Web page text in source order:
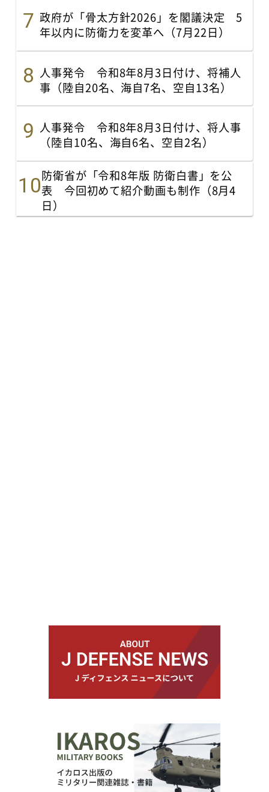
政府が「骨太方針2026」を閣議決定 5
年以内に防衛力を変革へ（7月22日）
人事発令 令和8年8月3日付け、将補人
事（陸自20名、海自7名、空自13名）
人事発令 令和8年8月3日付け、将人事
（陸自10名、海自6名、空自2名）
防衛省が「令和8年版 防衛白書」を公
表 今回初めて紹介動画も制作（8月4
日）